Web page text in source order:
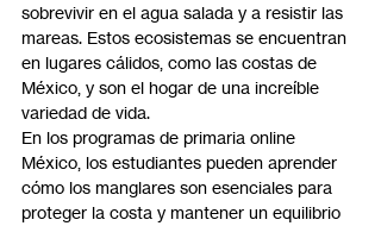
sobrevivir en el agua salada y a resistir las
mareas. Estos ecosistemas se encuentran
en lugares cálidos, como las costas de
México, y son el hogar de una increíble
variedad de vida.
En los programas de primaria online
México, los estudiantes pueden aprender
cómo los manglares son esenciales para
proteger la costa y mantener un equilibrio